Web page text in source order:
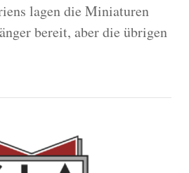
lagen die Miniaturen
bereit, aber die übrigen